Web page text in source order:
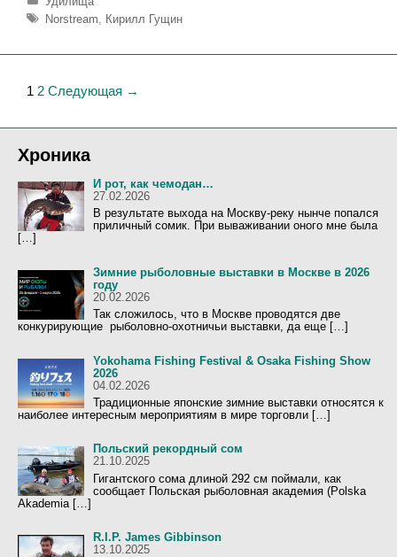
у
р
к
М
т
и
Norstream, Кирилл Гущин
Н
в
и
г
а
ц
и
я
а
п
и
и
1 2 Следующая →
Хроника
И рот, как чемодан…
27.02.2026
В результате выхода на Москву-реку нынче попался
приличный сомик. При вываживании оного мне была
[…]
Зимние рыболовные выставки в Москве в 2026
году
20.02.2026
Так сложилось, что в Москве проводятся две
конкурирующие рыболовно-охотничьи выставки, да еще […]
Yokohama Fishing Festival & Osaka Fishing Show
2026
04.02.2026
Традиционные японские зимние выставки относятся к
наиболее интересным мероприятиям в мире торговли […]
Польский рекордный сом
21.10.2025
Гигантского сома длиной 292 см поймали, как
сообщает Польская рыболовная академия (Polska
Akademia […]
R.I.P. James Gibbinson
13.10.2025